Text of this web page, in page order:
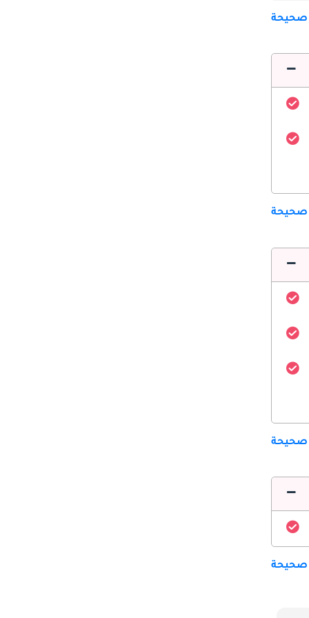
صحيحة
صحيحة
صحيحة
صحيحة